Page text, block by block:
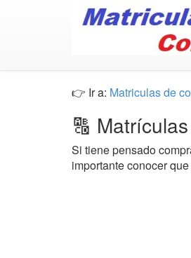
👉 Ir a: Matriculas de
🔠
Si tiene pensado
importante conocer